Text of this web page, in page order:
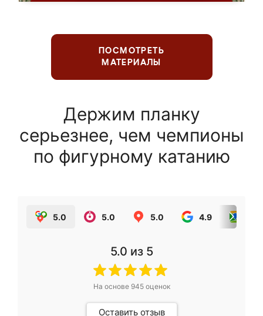
ПОСМОТРЕТЬ
МАТЕРИАЛЫ
Держим планку
серьезнее, чем чемпионы
по фигурному катанию
5.0 5.0 5.0 4.9
5.0 из 5
На основе 945оценок
Оставить отзыв